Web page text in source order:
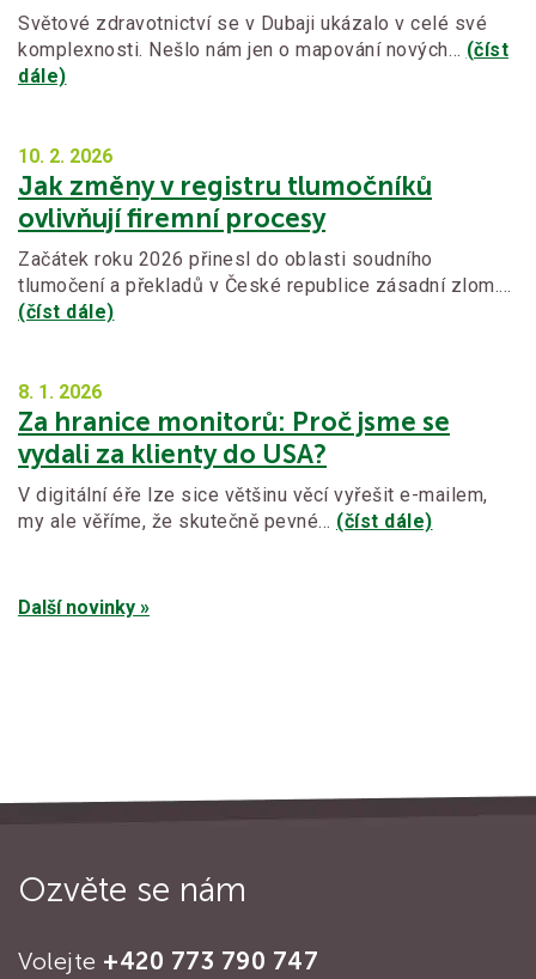
Světové zdravotnictví se v Dubaji ukázalo v celé své
komplexnosti. Nešlo nám jen o mapování nových… (číst
dále)
10. 2. 2026
Jak změny v registru tlumočníků
ovlivňují firemní procesy
Začátek roku 2026 přinesl do oblasti soudního
tlumočení a překladů v České republice zásadní zlom.…
(číst dále)
8. 1. 2026
Za hranice monitorů: Proč jsme se
vydali za klienty do USA?
V digitální éře lze sice většinu věcí vyřešit e-mailem,
my ale věříme, že skutečně pevné… (číst dále)
Další novinky »
Ozvěte se nám
Volejte +420 773 790 747